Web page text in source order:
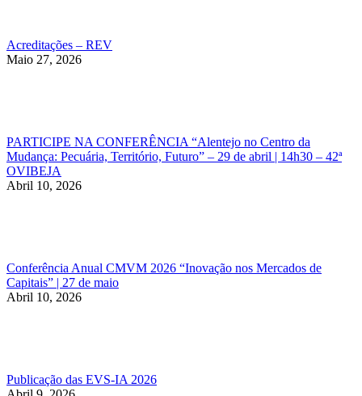
Acreditações – REV
Maio 27, 2026
PARTICIPE NA CONFERÊNCIA “Alentejo no Centro da
Mudança: Pecuária, Território, Futuro” – 29 de abril | 14h30 – 42ª
OVIBEJA
Abril 10, 2026
Conferência Anual CMVM 2026 “Inovação nos Mercados de
Capitais” | 27 de maio
Abril 10, 2026
Publicação das EVS-IA 2026